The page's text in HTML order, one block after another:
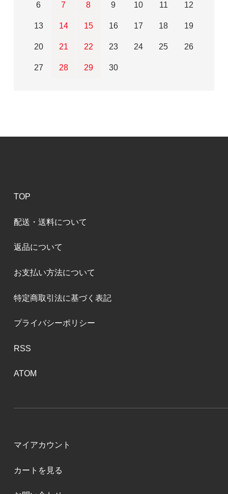
6 7 8 9 10 11 12
13 14 15 16 17 18 19
20 21 22 23 24 25 26
27 28 29 30
TOP
配送・送料について
返品について
お支払い方法について
特定商取引法に基づく表記
プライバシーポリシー
RSS
ATOM
マイアカウント
カートを見る